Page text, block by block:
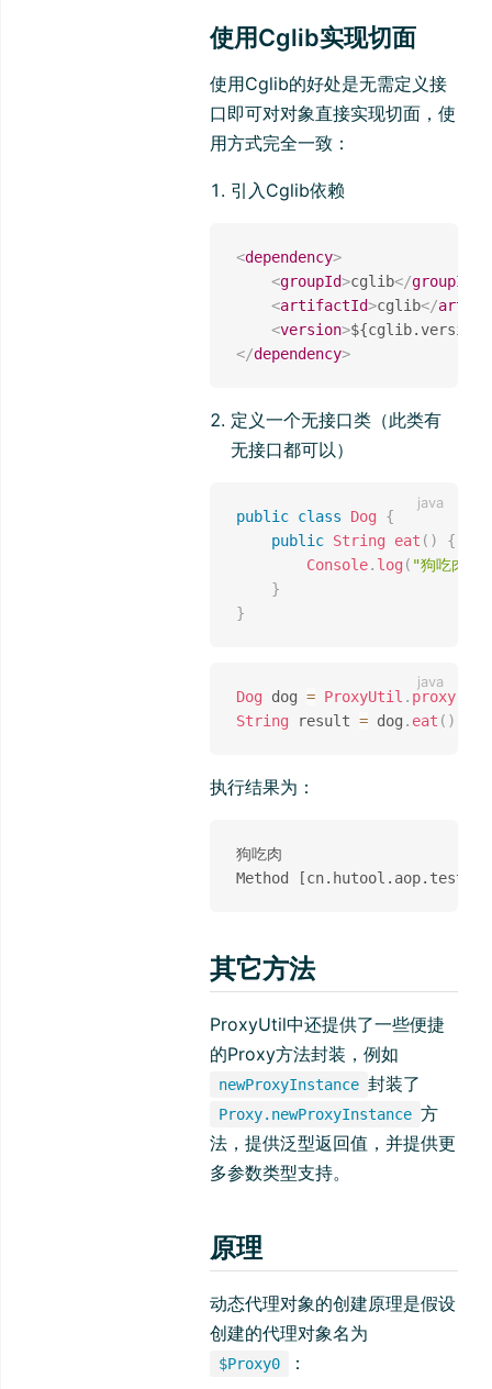
使用Cglib实现切面
使用Cglib的好处是无需定义接
口即可对对象直接实现切面，使
用方式完全一致：
引入Cglib依赖
<dependency>
<groupId>cglib</groupId
<artifactId>cglib</
<version>${cglib.version}
</dependency>
定义一个无接口类（此类有
无接口都可以）
public class Dog
{
public String eat ( )
{
Console. log ( "狗吃肉"
}
}
Dog dog = ProxyUtil . proxy
String result = dog . eat ( )
执行结果为：
狗吃肉
其它方法
ProxyUtil中还提供了一些便捷
的Proxy方法封装，例如
newProxyInstance 封装了
Proxy.newProxyInstance 方
法，提供泛型返回值，并提供更
多参数类型支持。
原理
动态代理对象的创建原理是假设
创建的代理对象名为
$Proxy0 ：